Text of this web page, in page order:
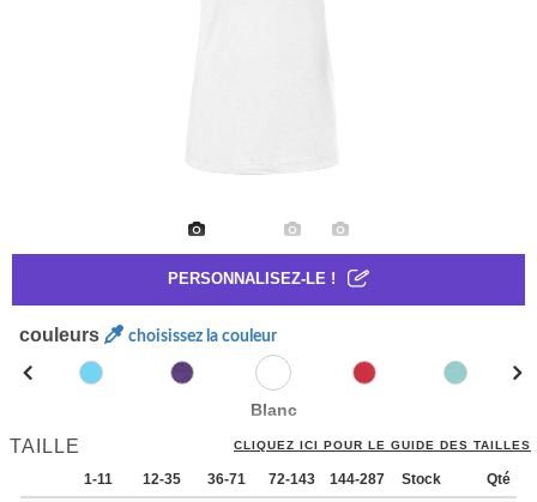
PERSONNALISEZ-LE !
couleurs choisissez la couleur
Blanc
TAILLE CLIQUEZ ICI POUR LE GUIDE DES TAILLES
1-11 12-35 36-71 72-143 144-287 288 + Plus
Stock Qté